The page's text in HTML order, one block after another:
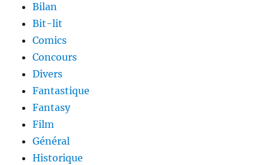
Bilan
Bit-lit
Comics
Concours
Divers
Fantastique
Fantasy
Film
Général
Historique